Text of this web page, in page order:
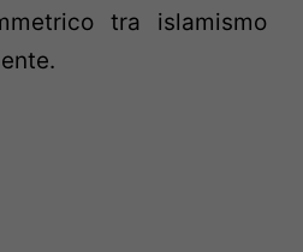
tra islamismo